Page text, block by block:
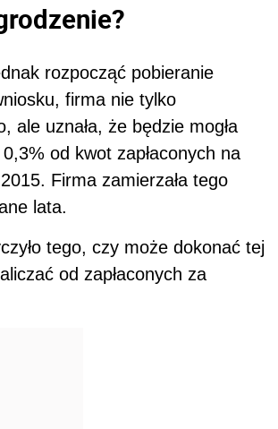
rozpocząć pobieranie
firma nie tylko
ale uznała, że będzie mogła
od kwot zapłaconych na
Firma zamierzała tego
lata.
tego, czy może dokonać tej
od zapłaconych za